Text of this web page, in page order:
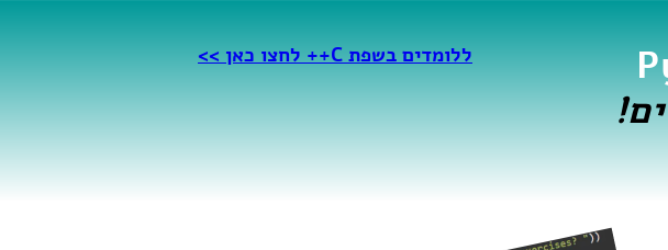
ללומדים בשפת C++ לחצו כאן >>